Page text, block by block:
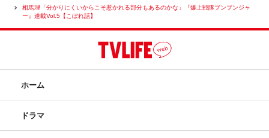
相馬理「分かりにくいからこそ惹かれる部分もあるのかな」『爆上戦隊ブンブンジャ
ー』連載Vol.5【こぼれ話】
ホーム
ドラマ